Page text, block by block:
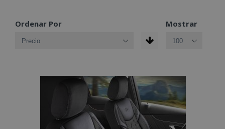
Ordenar Por Mostrar